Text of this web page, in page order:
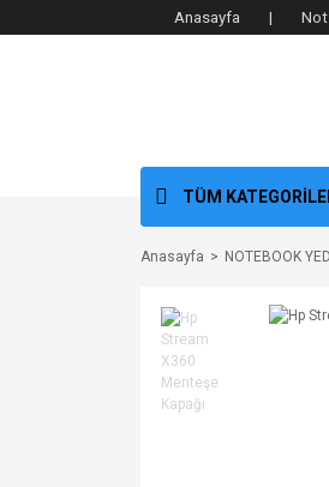
Anasayfa |
TÜM
Anasayfa NOTEBOOK